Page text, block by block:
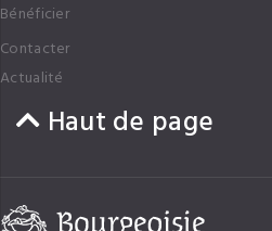
Bénéficier
Contacter
Actualité
Haut de page